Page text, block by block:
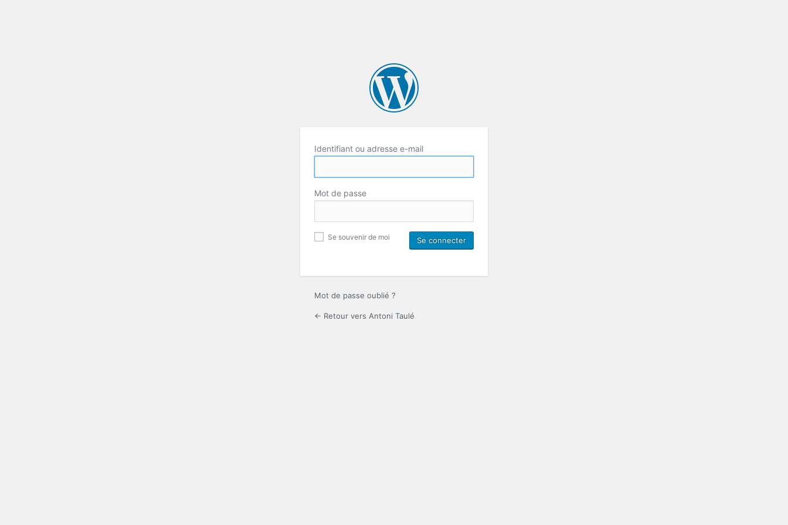
Identifiant ou adresse e-mail
Mot de passe
Se souvenir de moi
Mot de passe oublié ?
← Retour vers Antoni Taulé